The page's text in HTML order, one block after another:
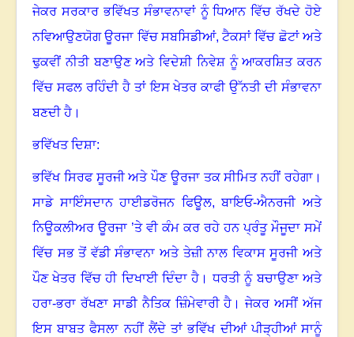
ਜੇਕਰ ਸਰਕਾਰ ਭਵਿੱਖਤ ਸੰਭਾਵਨਾਵਾਂ ਨੂੰ ਧਿਆਨ ਵਿੱਚ ਰੱਖਦੇ ਹੋਏ
ਨਵਿਆਉਣਯੋਗ ਊਰਜਾ ਵਿੱਚ ਸਬਸਿਡੀਆਂ,ਟੈਕਸਾਂ ਵਿੱਚ ਛੋਟਾਂ ਅਤੇ
ਢੁਕਵੀਂ ਨੀਤੀ ਬਣਾਉਣ ਅਤੇ ਵਿਦੇਸ਼ੀ ਨਿਵੇਸ਼ ਨੂੰ ਆਕਰਸ਼ਿਤ ਕਰਨ
ਵਿੱਚ ਸਫਲ ਰਹਿੰਦੀ ਹੈ ਤਾਂ ਇਸ ਖੇਤਰ ਕਾਫੀ ਉੱਨਤੀ ਦੀ ਸੰਭਾਵਨਾ
ਬਣਦੀ ਹੈ ।
ਭਵਿੱਖਤ ਦਿਸ਼ਾ:
ਭਵਿੱਖ ਸਿਰਫ ਸੂਰਜੀ ਅਤੇ ਪੌਣ ਊਰਜਾ ਤਕ ਸੀਮਿਤ ਨਹੀਂ ਰਹੇਗਾ ।
ਸਾਡੇ ਸਾਇੰਸਦਾਨ ਹਾਈਡਰੋਜਨ ਫਿਊਲ,ਬਾਇਓ-ਐਨਰਜੀ ਅਤੇ
ਨਿਊਕਲੀਅਰ ਊਰਜਾ ’ਤੇ ਵੀ ਕੰਮ ਕਰ ਰਹੇ ਹਨ ਪ੍ਰੰਤੂ ਮੌਜੂਦਾ ਸਮੇਂ
ਵਿੱਚ ਸਭ ਤੋਂ ਵੱਡੀ ਸੰਭਾਵਨਾ ਅਤੇ ਤੇਜ਼ੀ ਨਾਲ ਵਿਕਾਸ ਸੂਰਜੀ ਅਤੇ
ਪੌਣ ਖੇਤਰ ਵਿੱਚ ਹੀ ਦਿਖਾਈ ਦਿੰਦਾ ਹੈ ।ਧਰਤੀ ਨੂੰ ਬਚਾਉਣਾ ਅਤੇ
ਹਰਾ-ਭਰਾ ਰੱਖਣਾ ਸਾਡੀ ਨੈਤਿਕ ਜ਼ਿੰਮੇਵਾਰੀ ਹੈ ।ਜੇਕਰ ਅਸੀਂ ਅੱਜ
ਇਸ ਬਾਬਤ ਫੈਸਲਾ ਨਹੀਂ ਲੈਂਦੇ ਤਾਂ ਭਵਿੱਖ ਦੀਆਂ ਪੀੜ੍ਹੀਆਂ ਸਾਨੂੰ